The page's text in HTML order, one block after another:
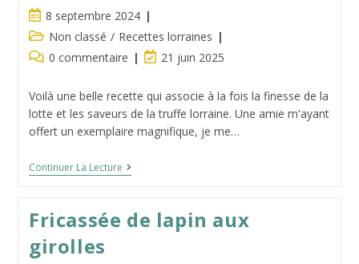
Publication
publiée :
8 septembre 2024
Post
category:
Non classé / Recettes lorraines
Commentaires
la
publication :
0 commentaire
Dernière
de
la
publication :
21 juin 2025
Voilà une belle recette qui associe à la fois la finesse de la
lotte et les saveurs de la truffe lorraine. Une amie m'ayant
offert un exemplaire magnifique, je me…
Continuer La LectureBlanquette
De
La
Truffe
Fricassée de lapin aux
girolles